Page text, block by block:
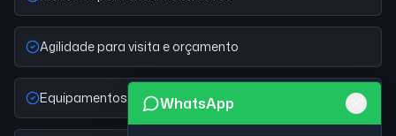
Agilidade para visita e orçamento
Equipamentos adequados ao porte da obra
WhatsApp